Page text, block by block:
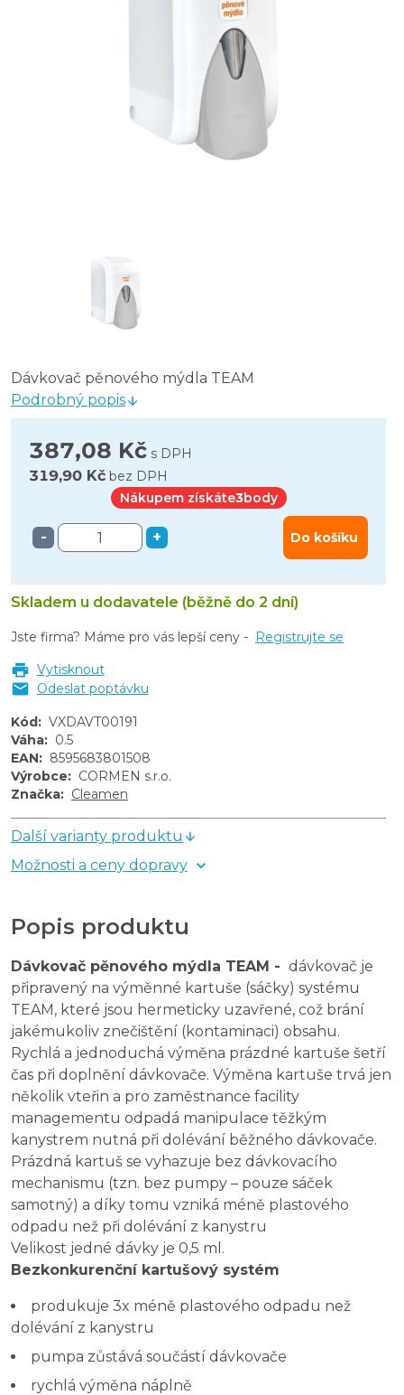
Dávkovač pěnového mýdla TEAM
Podrobný popis
387,08 Kč s DPH
319,90 Kč bez DPH
Nákupem získáte3body
- + Do košíku
Skladem u dodavatele (běžně do 2 dní)
Jste firma? Máme pro vás lepší ceny - Registrujte se
Vytisknout
Odeslat poptávku
Kód: VXDAVT00191
Váha: 0.5
EAN: 8595683801508
Výrobce: CORMEN s.r.o.
Značka: Cleamen
Další varianty produktu
Možnosti a ceny dopravy
Popis produktu
Dávkovač pěnového mýdla TEAM - dávkovač je
připravený na výměnné kartuše (sáčky) systému
TEAM, které jsou hermeticky uzavřené, což brání
jakémukoliv znečištění (kontaminaci) obsahu.
Rychlá a jednoduchá výměna prázdné kartuše šetří
čas při doplnění dávkovače. Výměna kartuše trvá jen
několik vteřin a pro zaměstnance facility
managementu odpadá manipulace těžkým
kanystrem nutná při dolévání běžného dávkovače.
Prázdná kartuš se vyhazuje bez dávkovacího
mechanismu (tzn. bez pumpy – pouze sáček
samotný) a díky tomu vzniká méně plastového
odpadu než při dolévání z kanystru
Velikost jedné dávky je 0,5 ml.
Bezkonkurenční kartušový systém
produkuje 3x méně plastového odpadu než
dolévání z kanystru
pumpa zůstává součástí dávkovače
rychlá výměna náplně